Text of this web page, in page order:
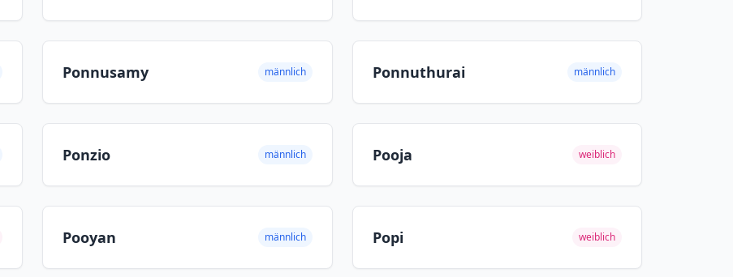
Ponnusamy männlich Ponnuthurai männlich
Ponzio männlich Pooja weiblich
Pooyan männlich Popi weiblich